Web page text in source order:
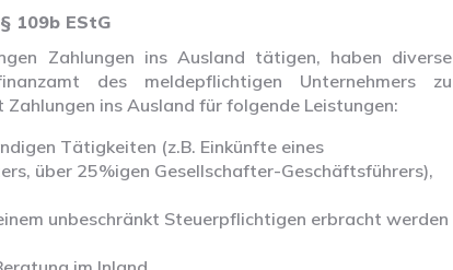
109b EStG
Zahlungen ins Ausland tätigen, haben diverse
des meldepflichtigen Unternehmers zu
ins Ausland für folgende Leistungen:
Tätigkeiten (z.B. Einkünfte eines
über 25%igen Gesellschafter-Geschäftsführers),
unbeschränkt Steuerpflichtigen erbracht werden